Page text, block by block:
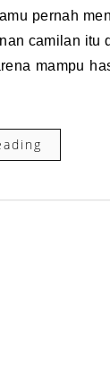
camilan itu
mampu